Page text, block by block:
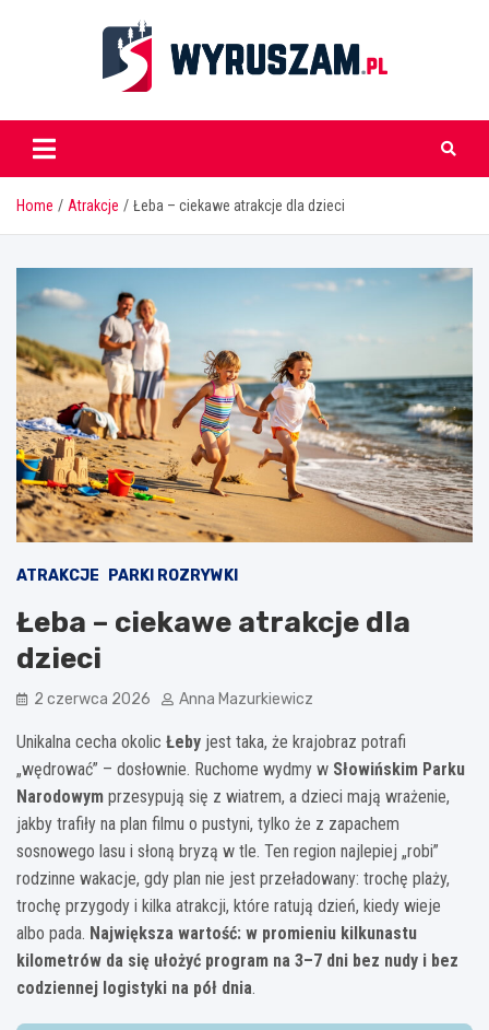
wyruszam.pl
Home Atrakcje Łeba – ciekawe atrakcje dla dzieci
ATRAKCJE PARKI ROZRYWKI
Łeba – ciekawe atrakcje dla
dzieci
2 czerwca 2026 Anna Mazurkiewicz
Unikalna cecha okolic Łeby jest taka, że krajobraz potrafi
„wędrować” – dosłownie. Ruchome wydmy w Słowińskim Parku
Narodowym przesypują się z wiatrem, a dzieci mają wrażenie,
jakby trafiły na plan filmu o pustyni, tylko że z zapachem
sosnowego lasu i słoną bryzą w tle. Ten region najlepiej „robi”
rodzinne wakacje, gdy plan nie jest przeładowany: trochę plaży,
trochę przygody i kilka atrakcji, które ratują dzień, kiedy wieje
albo pada. Największa wartość: w promieniu kilkunastu
kilometrów da się ułożyć program na 3–7 dni bez nudy i bez
codziennej logistyki na pół dnia.